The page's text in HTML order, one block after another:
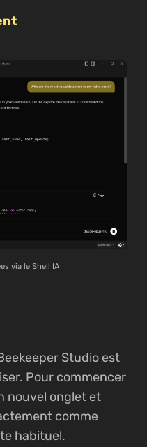
via le Shell IA
Studio est
Pour commencer
nouvel onglet et
comme
habituel.